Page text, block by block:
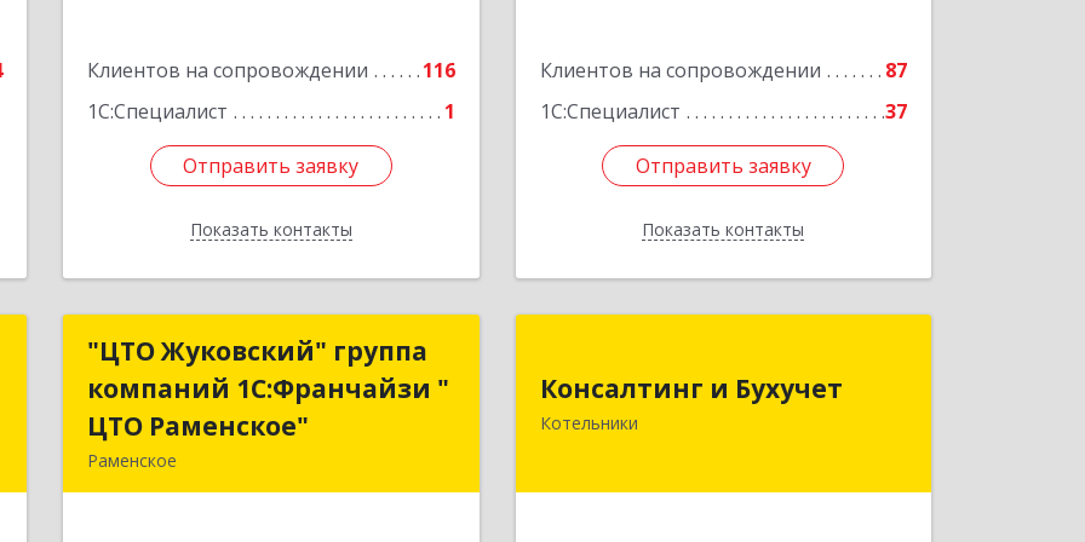
Клиентов на сопровождении
116
1С:Специалист
1
Отправить заявку
Показать контакты
Отправить заявку
Назад
Клиентов на сопровождении
87
1С:Специалист
37
Отправить заявку
Показать контакты
Отправить заявку
Назад
"ЦТО Жуковский" группа
компаний 1С:Франчайзи "
ЦТО Раменское"
Раменское
"ЦТО Жуковский" группа
компаний 1С:Франчайзи "
ЦТО Раменское"
Консалтинг и Бухучет
Котельники
140054, Московская обл, Котельники
г, Карьерная ул, дом № 13, пом.1
Подробнее